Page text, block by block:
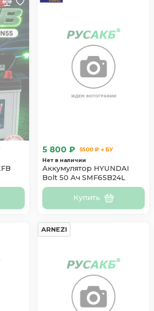
5 800 ₽
5500 ₽ + БУ
Нет в наличии
Аккумулятор HYUNDAI
Bolt 50 Ач SMF65B24L
Купить
ARNEZI